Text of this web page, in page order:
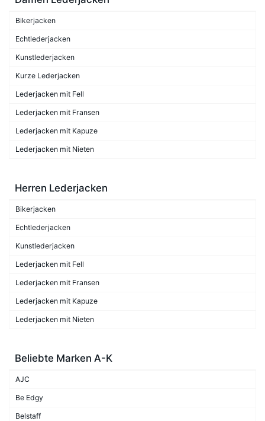
Bikerjacken
Echtlederjacken
Kunstlederjacken
Kurze Lederjacken
Lederjacken mit Fell
Lederjacken mit Fransen
Lederjacken mit Kapuze
Lederjacken mit Nieten
Herren Lederjacken
Bikerjacken
Echtlederjacken
Kunstlederjacken
Lederjacken mit Fell
Lederjacken mit Fransen
Lederjacken mit Kapuze
Lederjacken mit Nieten
Beliebte Marken A-K
AJC
Be Edgy
Belstaff